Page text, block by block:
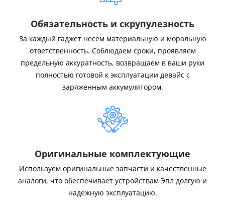
Обязательность и скрупулезность
За каждый гаджет несем материальную и моральную
ответственность. Соблюдаем сроки, проявляем
предельную аккуратность, возвращаем в ваши руки
полностью готовой к эксплуатации девайс с
заряженным аккумулятором.
Оригинальные комплектующие
Используем оригинальные запчасти и качественные
аналоги, что обеспечивает устройствам Эпл долгую и
надежную эксплуатацию.